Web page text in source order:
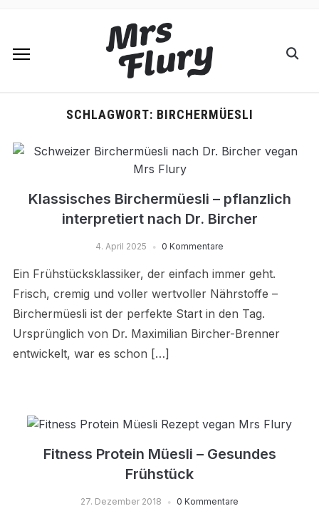
SCHLAGWORT: BIRCHERMÜESLI
Klassisches Birchermüesli – pflanzlich
interpretiert nach Dr. Bircher
4. April 2025 0 Kommentare
Ein Frühstücksklassiker, der einfach immer geht.
Frisch, cremig und voller wertvoller Nährstoffe –
Birchermüesli ist der perfekte Start in den Tag.
Ursprünglich von Dr. Maximilian Bircher-Brenner
entwickelt, war es schon […]
Fitness Protein Müesli – Gesundes
Frühstück
27. Dezember 2018 0 Kommentare